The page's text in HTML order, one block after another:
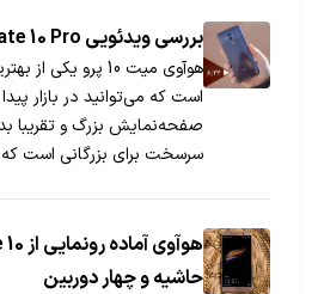
با توانایی این پرچمدار آشنا
بررسی ویدئویی Huawei Mate 10 Pro
هوآوی میت 10 پرو
است که می‌توانید در بازار
صفحه‌نمایش بزرگ و تقریبا
سرسخت برای بزرگانی است
حاشیه و چهار دوربین